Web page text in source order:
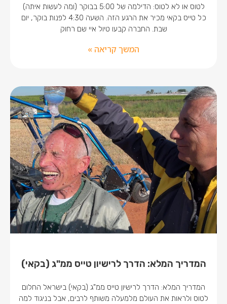
לטוס או לא לטוס: הדילמה של 5:00 בבוקר (ומה לעשות איתה)
כל טייס בקאי מכיר את הרגע הזה. השעה 4:30 לפנות בוקר, יום
שבת. החברה קבעו טיול איי שם רחוק
המשך קריאה »
המדריך המלא: הדרך לרישיון טייס ממ"ג (בקאי)
המדריך המלא: הדרך לרישיון טייס ממ"ג (בקאי) בישראל החלום
לטוס ולראות את העולם מלמעלה משותף לרבים, אבל בניגוד למה